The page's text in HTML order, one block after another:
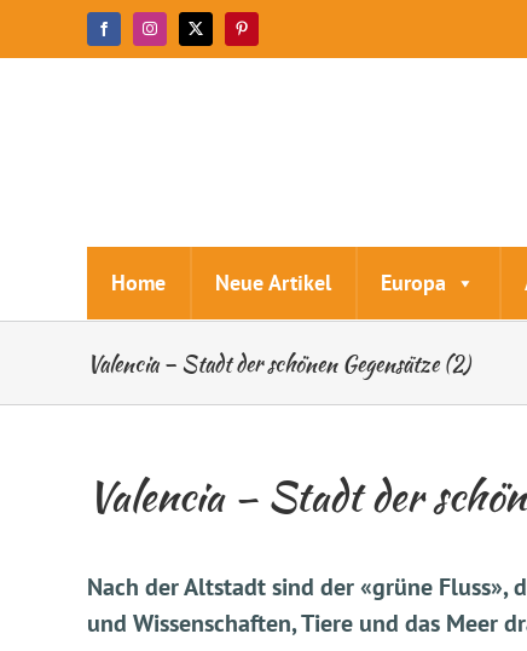
Inhalt
FacebookInstagram
X Pinterest
Home Neue Artikel Europa
Valencia – Stadt der schönen Gegensätze (2)
Valencia – Stadt der
Nach der Altstadt sind der «grüne
und Wissenschaften, Tiere und das Meer